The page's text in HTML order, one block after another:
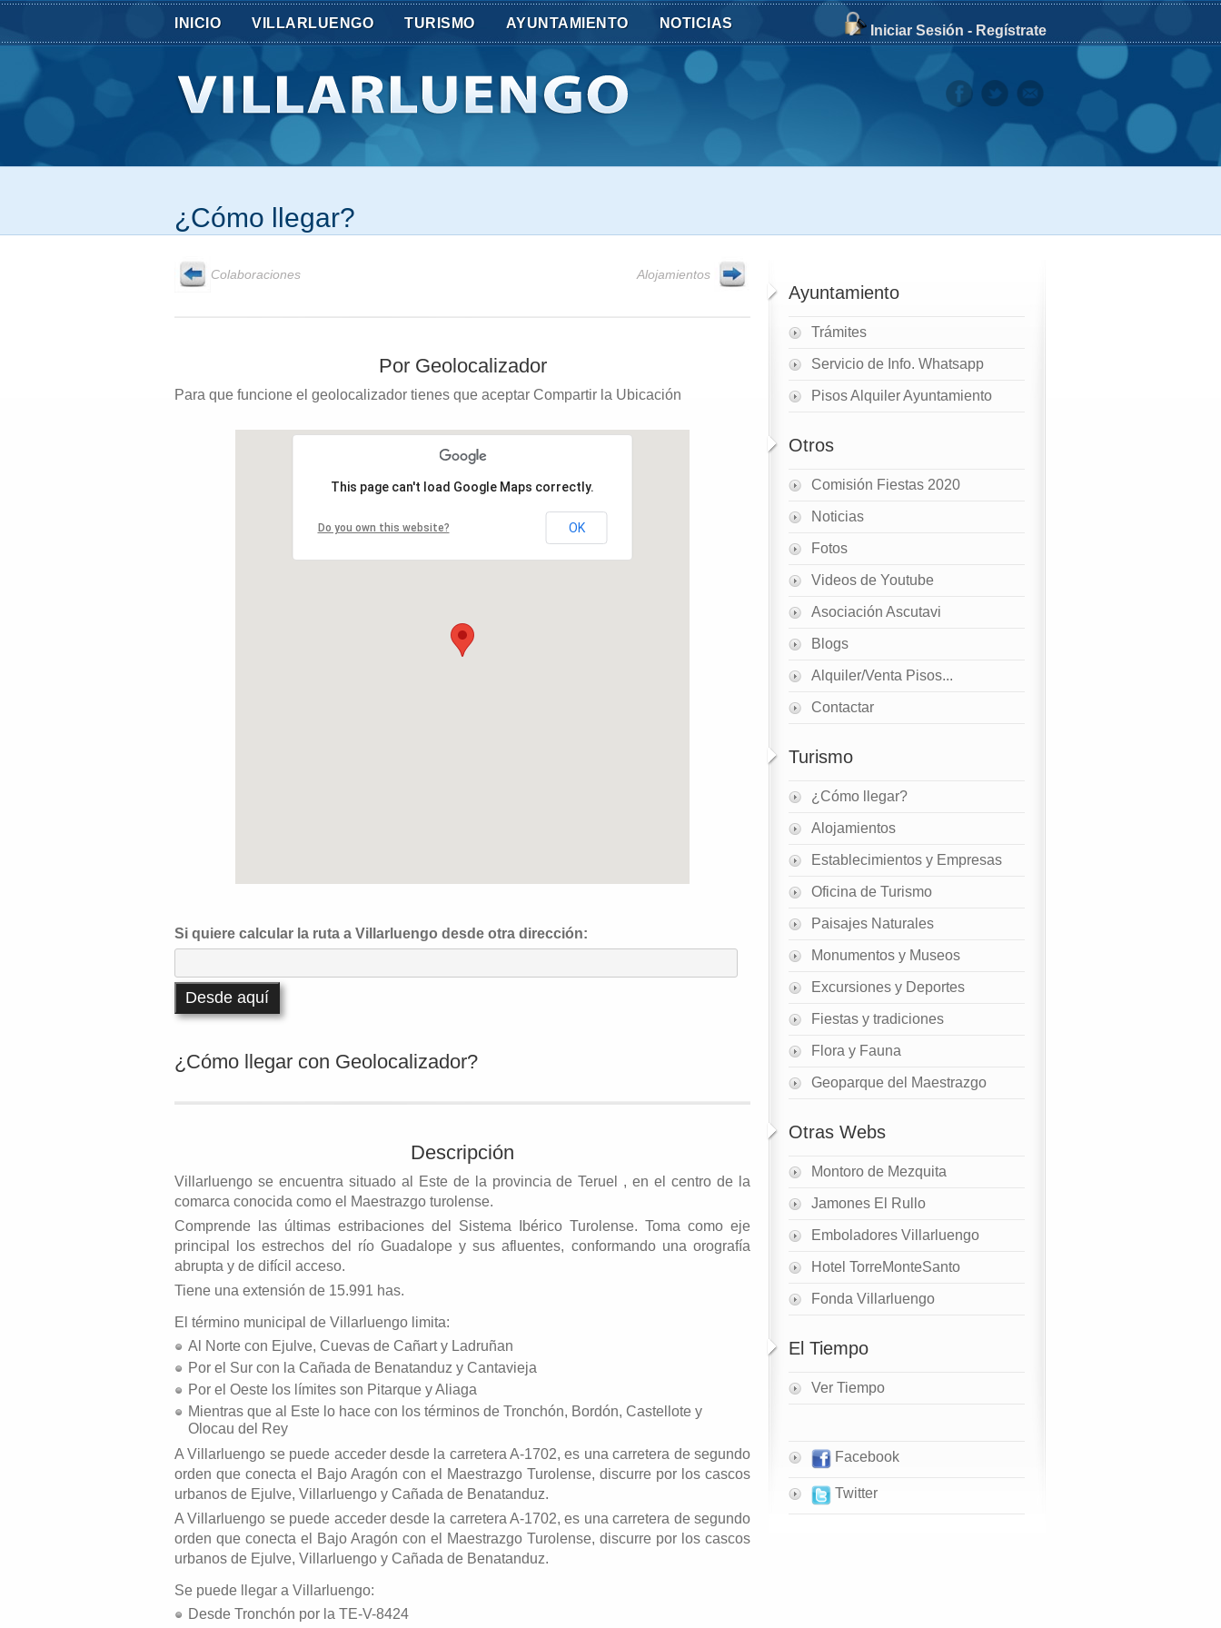
INICIO VILLARLUENGO TURISMO AYUNTAMIENTO NOTICIAS Iniciar Sesión - Regístrate
¿Cómo llegar?
Colaboraciones Alojamientos
Por Geolocalizador
Para que funcione el geolocalizador tienes que aceptar Compartir la Ubicación
This page can't load Google Maps correctly.
Do you own this website? OK
Si quiere calcular la ruta a Villarluengo desde otra dirección:
Desde aquí
¿Cómo llegar con Geolocalizador?
Descripción
Villarluengo se encuentra situado al Este de la provincia de Teruel , en el centro de la
comarca conocida como el Maestrazgo turolense.
Comprende las últimas estribaciones del Sistema Ibérico Turolense. Toma como eje
principal los estrechos del río Guadalope y sus afluentes, conformando una orografía
abrupta y de difícil acceso.
Tiene una extensión de 15.991 has.
El término municipal de Villarluengo limita:
Al Norte con Ejulve, Cuevas de Cañart y Ladruñan
Por el Sur con la Cañada de Benatanduz y Cantavieja
Por el Oeste los límites son Pitarque y Aliaga
Mientras que al Este lo hace con los términos de Tronchón, Bordón, Castellote y
Olocau del Rey
A Villarluengo se puede acceder desde la carretera A-1702, es una carretera de segundo
orden que conecta el Bajo Aragón con el Maestrazgo Turolense, discurre por los cascos
urbanos de Ejulve, Villarluengo y Cañada de Benatanduz.
A Villarluengo se puede acceder desde la carretera A-1702, es una carretera de segundo
orden que conecta el Bajo Aragón con el Maestrazgo Turolense, discurre por los cascos
urbanos de Ejulve, Villarluengo y Cañada de Benatanduz.
Se puede llegar a Villarluengo:
Desde Tronchón por la TE-V-8424
Ayuntamiento
Trámites
Servicio de Info. Whatsapp
Pisos Alquiler Ayuntamiento
Otros
Comisión Fiestas 2020
Noticias
Fotos
Videos de Youtube
Asociación Ascutavi
Blogs
Alquiler/Venta Pisos...
Contactar
Turismo
¿Cómo llegar?
Alojamientos
Establecimientos y Empresas
Oficina de Turismo
Paisajes Naturales
Monumentos y Museos
Excursiones y Deportes
Fiestas y tradiciones
Flora y Fauna
Geoparque del Maestrazgo
Otras Webs
Montoro de Mezquita
Jamones El Rullo
Emboladores Villarluengo
Hotel TorreMonteSanto
Fonda Villarluengo
El Tiempo
Ver Tiempo
Facebook
Twitter